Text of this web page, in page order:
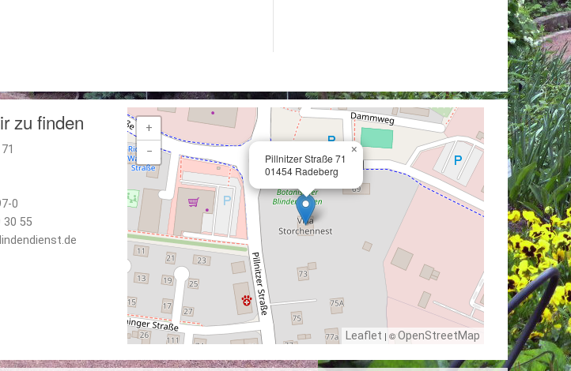
zu finden
0
55
Pillnitzer Straße 71
01454 Radeberg
×
+
−
Leaflet | ©OpenStreetMap